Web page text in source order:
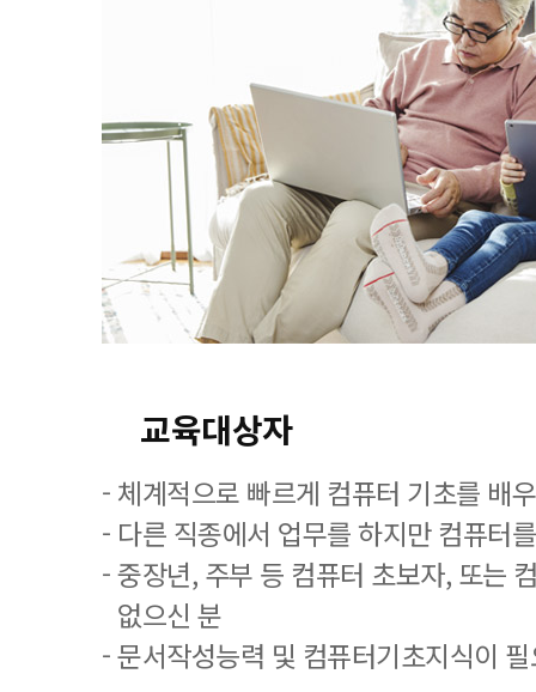
교육대상자
- 체계적으로 빠르게 컴퓨터 기초를 배
- 다른 직종에서 업무를 하지만 컴퓨터
- 중장년, 주부 등 컴퓨터 초보자, 또는
없으신 분
- 문서작성능력 및 컴퓨터기초지식이